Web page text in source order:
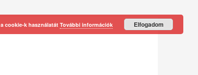
cookie-k használatát További információk Elfogadom